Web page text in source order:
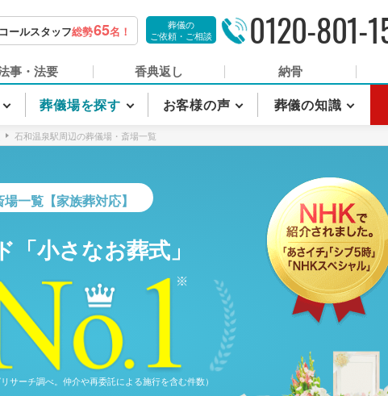
コールスタッフ総勢65名！
葬儀の
ご依頼・ご相談
0120-801-
事・法要 香典返し 納骨
葬儀場を探す お客様の声 葬儀の知識
石和温泉駅周辺の葬儀場・斎場一覧
一覧【家族葬対応】
小さなお葬式」
ーチ調べ。仲介や再委託による施行を含む件数）